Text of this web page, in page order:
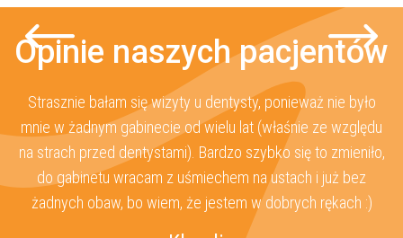
Opinie naszych pacjentów
Strasznie bałam się wizyty u dentysty, ponieważ nie było
mnie w żadnym gabinecie od wielu lat (właśnie ze względu
na strach przed dentystami). Bardzo szybko się to zmieniło,
do gabinetu wracam z uśmiechem na ustach i już bez
żadnych obaw, bo wiem, że jestem w dobrych rękach :)